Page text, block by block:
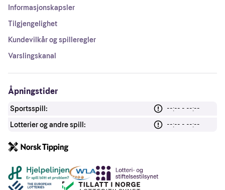
Informasjonskapsler
Tilgjengelighet
Kundevilkår og spilleregler
Varslingskanal
Åpningstider
Sportsspill:
--:-- - --:--
Lotterier og andre spill:
--:-- - --:--
Andre lenker